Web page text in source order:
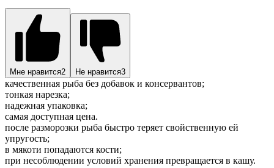
Мне нравится2 Не нравится3
качественная рыба без добавок и консервантов;
тонкая нарезка;
надежная упаковка;
самая доступная цена.
после разморозки рыба быстро теряет свойственную ей
упругость;
в мякоти попадаются кости;
при несоблюдении условий хранения превращается в кашу.